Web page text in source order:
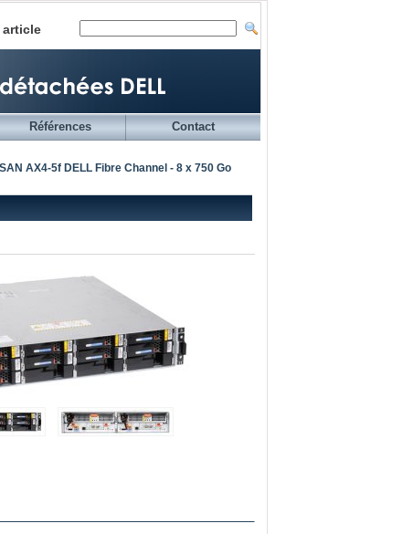
article
Références Contact
AX4-5f DELL Fibre Channel - 8 x 750 Go